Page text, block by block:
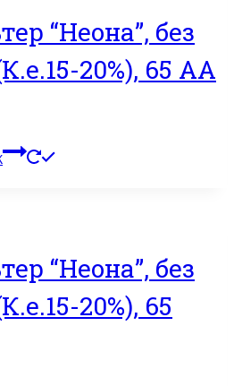
“Неона”, без
20%), 65 АА
“Неона”, без
20%), 65